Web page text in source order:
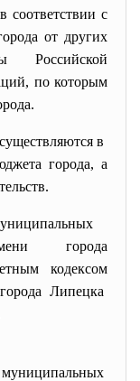
соответствии с
от других
Российской
по которым
в
города, а
города
кодексом
Липецка